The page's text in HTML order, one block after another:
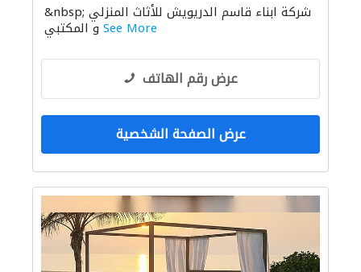
&nbsp; شركة ابناء قاسم الدريويش للأثاث المنزلي
See More
عرض رقم الهاتف
عرض الصفحة الشخصية